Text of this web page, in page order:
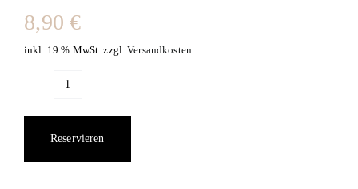
8,90€
inkl. 19 % MwSt. zzgl.Versandkosten
Reservieren